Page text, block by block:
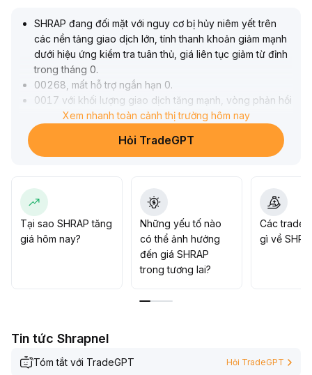
SHRAP đang đối mặt với nguy cơ bị hủy niêm yết trên
các nền tảng giao dịch lớn, tính thanh khoản giảm mạnh
dưới hiệu ứng kiểm tra tuân thủ, giá liên tục giảm từ đỉnh
trong tháng 0.
00268, mất hỗ trợ ngắn hạn 0.
0017 với khối lượng giao dịch tăng mạnh, vòng phản hồi
tiêu cực trên thị trường đã xuất hiện.
Dự kiến sau khi hủy niêm yết hoàn toàn, giá có thể dao
động yếu trong vùng 0
0010 sẽ kích hoạt một đợt rủi ro giảm mới
Đánh giá tổng thể, tính thanh khoản lâu dài và kỳ vọng
giá trị của SHRAP đều chịu áp lực rõ rệt, khuyến nghị
nhà đầu tư thận trọng tối đa, kiểm soát nghiêm ngặt mức
độ tiếp xúc và chủ động phòng tránh rủi ro liên quan
Xem nhanh toàn cảnh thị trường hôm nay
Hỏi TradeGPT
Tại sao SHRAP tăng
giá hôm nay?
Những yếu tố nào
có thể ảnh hưởng
đến giá SHRAP
trong tương lai?
Các trader
gì về
Tin tức Shrapnel
Tóm tắt với TradeGPT Hỏi TradeGPT